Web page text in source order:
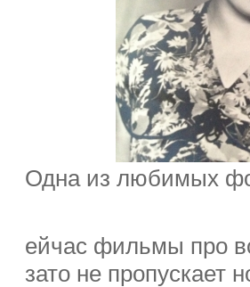
Одна из любимых
ейчас фильмы про
зато не пропускает